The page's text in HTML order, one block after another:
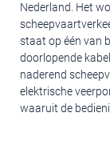
Nederland. Het
staat op één van
doorlopende
naderend
elektrische
waaruit de